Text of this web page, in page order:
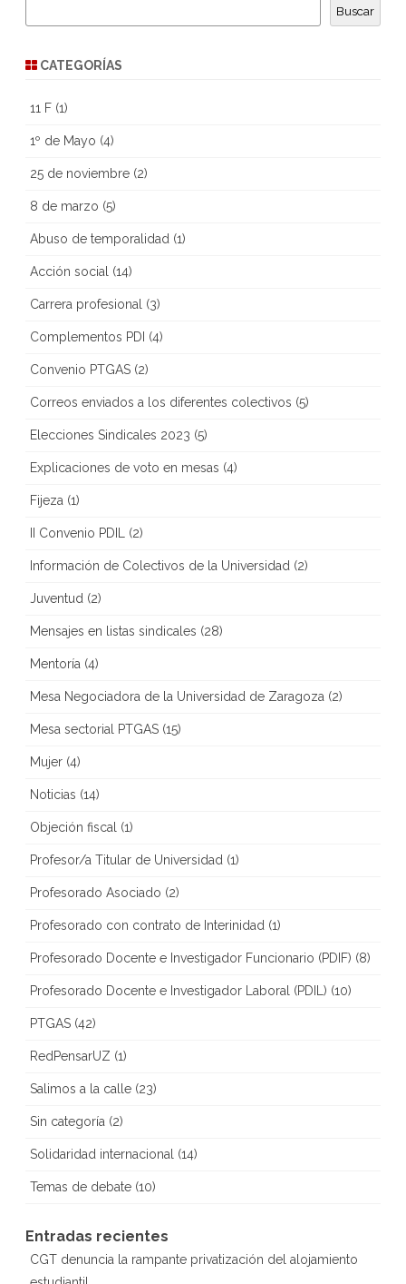
Buscar
CATEGORÍAS
11 F (1)
1º de Mayo (4)
25 de noviembre (2)
8 de marzo (5)
Abuso de temporalidad (1)
Acción social (14)
Carrera profesional (3)
Complementos PDI (4)
Convenio PTGAS (2)
Correos enviados a los diferentes colectivos (5)
Elecciones Sindicales 2023 (5)
Explicaciones de voto en mesas (4)
Fijeza (1)
II Convenio PDIL (2)
Información de Colectivos de la Universidad (2)
Juventud (2)
Mensajes en listas sindicales (28)
Mentoría (4)
Mesa Negociadora de la Universidad de Zaragoza (2)
Mesa sectorial PTGAS (15)
Mujer (4)
Noticias (14)
Objeción fiscal (1)
Profesor/a Titular de Universidad (1)
Profesorado Asociado (2)
Profesorado con contrato de Interinidad (1)
Profesorado Docente e Investigador Funcionario (PDIF) (8)
Profesorado Docente e Investigador Laboral (PDIL) (10)
PTGAS (42)
RedPensarUZ (1)
Salimos a la calle (23)
Sin categoría (2)
Solidaridad internacional (14)
Temas de debate (10)
Entradas recientes
CGT denuncia la rampante privatización del alojamiento